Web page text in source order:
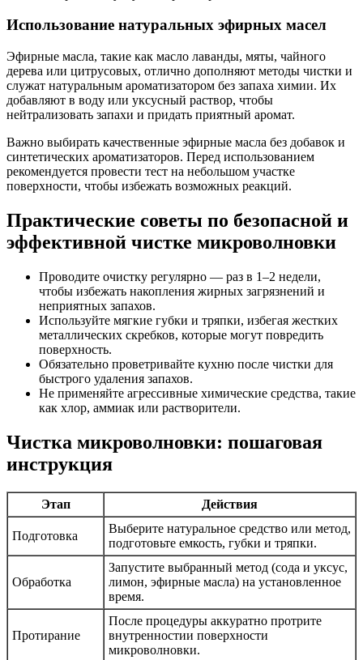
Использование натуральных эфирных масел
Эфирные масла, такие как масло лаванды, мяты, чайного
дерева или цитрусовых, отлично дополняют методы чистки и
служат натуральным ароматизатором без запаха химии. Их
добавляют в воду или уксусный раствор, чтобы
нейтрализовать запахи и придать приятный аромат.
Важно выбирать качественные эфирные масла без добавок и
синтетических ароматизаторов. Перед использованием
рекомендуется провести тест на небольшом участке
поверхности, чтобы избежать возможных реакций.
Практические советы по безопасной и
эффективной чистке микроволновки
Проводите очистку регулярно — раз в 1–2 недели,
чтобы избежать накопления жирных загрязнений и
неприятных запахов.
Используйте мягкие губки и тряпки, избегая жестких
металлических скребков, которые могут повредить
поверхность.
Обязательно проветривайте кухню после чистки для
быстрого удаления запахов.
Не применяйте агрессивные химические средства, такие
как хлор, аммиак или растворители.
Чистка микроволновки: пошаговая
инструкция
Этап Действия
Подготовка
Выберите натуральное средство или метод,
подготовьте емкость, губки и тряпки.
Обработка
Запустите выбранный метод (сода и уксус,
лимон, эфирные масла) на установленное
время.
Протирание
После процедуры аккуратно протрите
внутренностии поверхности
микроволновки.